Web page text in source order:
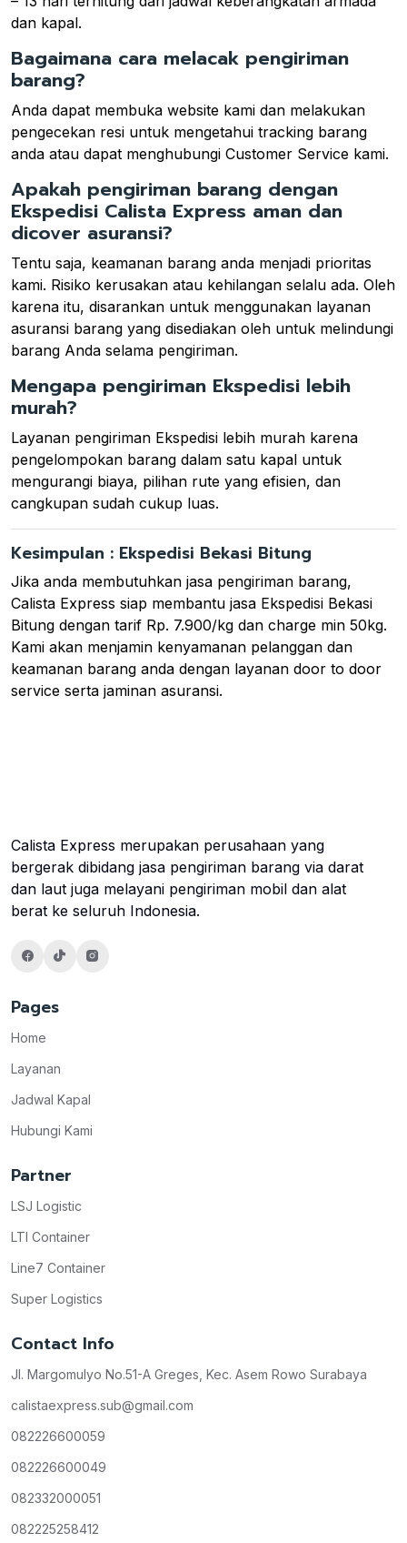
dan kapal.
Bagaimana cara melacak pengiriman
barang?
Anda dapat membuka website kami dan melakukan
pengecekan resi untuk mengetahui tracking barang
anda atau dapat menghubungi Customer Service kami.
Apakah pengiriman barang dengan
Ekspedisi Calista Express aman dan
dicover asuransi?
Tentu saja, keamanan barang anda menjadi prioritas
kami. Risiko kerusakan atau kehilangan selalu ada. Oleh
karena itu, disarankan untuk menggunakan layanan
asuransi barang yang disediakan oleh untuk melindungi
barang Anda selama pengiriman.
Mengapa pengiriman Ekspedisi lebih
murah?
Layanan pengiriman Ekspedisi lebih murah karena
pengelompokan barang dalam satu kapal untuk
mengurangi biaya, pilihan rute yang efisien, dan
cangkupan sudah cukup luas.
Kesimpulan : Ekspedisi Bekasi Bitung
Jika anda membutuhkan jasa pengiriman barang,
Calista Express siap membantu jasa Ekspedisi Bekasi
Bitung dengan tarif Rp. 7.900/kg dan charge min 50kg.
Kami akan menjamin kenyamanan pelanggan dan
keamanan barang anda dengan layanan door to door
service serta jaminan asuransi.
Calista Express merupakan perusahaan yang
bergerak dibidang jasa pengiriman barang via darat
dan laut juga melayani pengiriman mobil dan alat
berat ke seluruh Indonesia.
Pages
Home
Layanan
Jadwal Kapal
Hubungi Kami
Partner
LSJ Logistic
LTI Container
Line7 Container
Super Logistics
Contact Info
Jl. Margomulyo No.51-A Greges, Kec. Asem Rowo Surabaya
calistaexpress.sub@gmail.com
082226600059
082226600049
082332000051
082225258412